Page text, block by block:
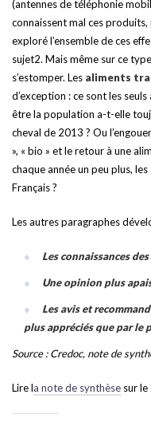
(antennes de téléphonie
connaissent mal ces produits,
exploré l’ensemble de ces
sujet2. Mais même sur ce
s’estomper. Les aliments
d’exception : ce sont les
être la population a-t-elle
cheval de 2013 ? Ou
», « bio » et le retour à une
chaque année un peu plus,
Français ?
Les autres paragraphes
Les connaissances
Une opinion plus
Les avis et
plus appréciés que par le
Source : Credoc, note de
Lire la note de synthèse sur